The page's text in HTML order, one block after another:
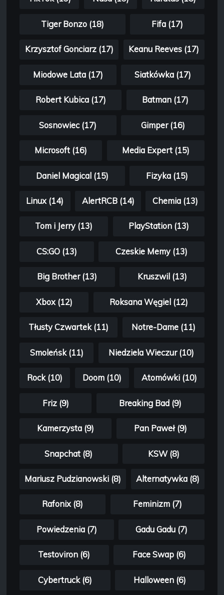
Tiger Bonzo (18) Fifa (17)
Krzysztof Gonciarz (17) Keanu Reeves (17)
Miodowe Lata (17) Siatkówka (17)
Robert Kubica (17) Batman (17)
Sosnowiec (17) Gimper (16)
Microsoft (16) Media Expert (15)
Daniel Magical (15) Fizyka (15)
Linux (14) AlertRCB (14) Chemia (13)
Tom i Jerry (13) PlayStation (13)
CS:GO (13) Czeskie Memy (13)
Big Brother (13) Kruszwil (13)
Xbox (12) Roksana Węgiel (12)
Tłusty Czwartek (11) Notre-Dame (11)
Smoleńsk (11) Niedziela Wieczur (10)
Rock (10) Doom (10) Atomówki (10)
Friz (9) Breaking Bad (9)
Kamerzysta (9) Pan Paweł (9)
Snapchat (8) KSW (8)
Mariusz Pudzianowski (8) Alternatywka (8)
Rafonix (8) Feminizm (7)
Powiedzenia (7) Gadu Gadu (7)
Testoviron (6) Face Swap (6)
Cybertruck (6) Halloween (6)